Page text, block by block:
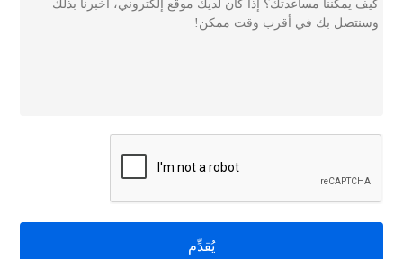
يُقدِّم